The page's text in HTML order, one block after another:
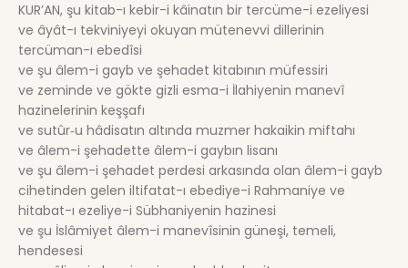
KUR’AN, şu kitab-ı kebir-i kâinatın bir tercüme-i ezeliyesi
ve âyât-ı tekviniyeyi okuyan mütenevvi dillerinin
tercüman-ı ebedîsi
ve şu âlem-i gayb ve şehadet kitabının müfessiri
ve zeminde ve gökte gizli esma-i İlahiyenin manevî
hazinelerinin keşşafı
ve sutûr‑u hâdisatın altında muzmer hakaikin miftahı
ve âlem-i şehadette âlem-i gaybın lisanı
ve şu âlem-i şehadet perdesi arkasında olan âlem-i gayb
cihetinden gelen iltifatat-ı ebediye-i Rahmaniye ve
hitabat-ı ezeliye-i Sübhaniyenin hazinesi
ve şu İslâmiyet âlem-i manevîsinin güneşi, temeli,
hendesesi